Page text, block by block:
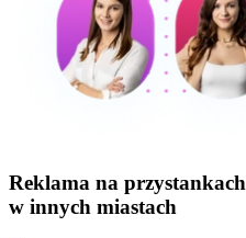
Reklama na przystankach
w innych miastach